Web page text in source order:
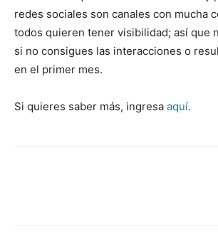
redes sociales son canales con mucha
todos quieren tener visibilidad; así que
si no consigues las interacciones o
en el primer mes.
Si quieres saber más, ingresa aquí.